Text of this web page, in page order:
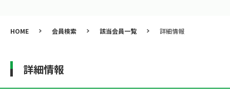
HOME 会員検索 該当会員一覧 詳細情報
詳細情報